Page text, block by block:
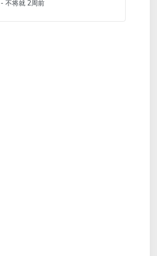
- 不将就 2周前